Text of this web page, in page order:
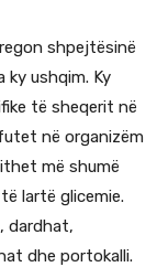
shpejtësinë
ushqim. Ky
të sheqerit në
në organizëm
më shumë
lartë glicemie.
dardhat,
dhe portokalli.